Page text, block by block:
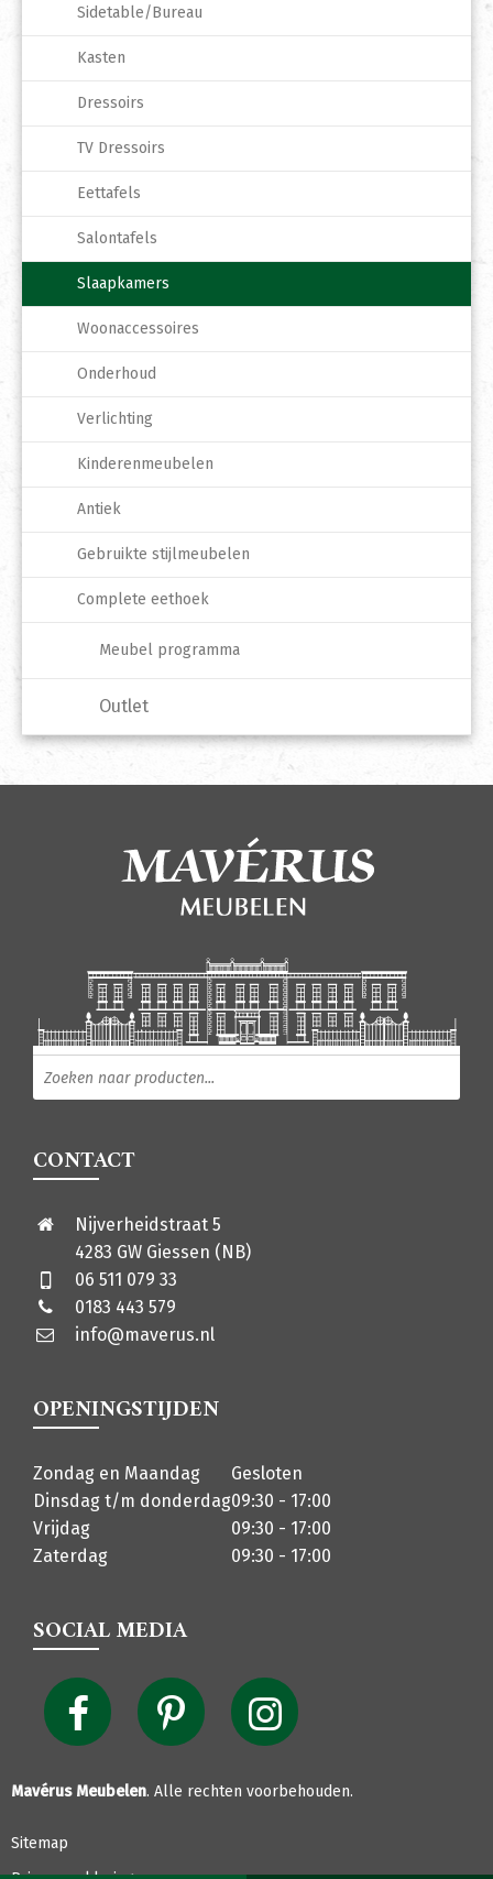
Sidetable/Bureau
Kasten
Dressoirs
TV Dressoirs
Eettafels
Salontafels
Slaapkamers
Woonaccessoires
Onderhoud
Verlichting
Kinderenmeubelen
Antiek
Gebruikte stijlmeubelen
Complete eethoek
Meubel programma
Outlet
Producten zoeken
CONTACT
Nijverheidstraat 5
4283 GW Giessen (NB)
06 511 079 33
0183 443 579
info@maverus.nl
OPENINGSTIJDEN
Zondag en Maandag
Gesloten
Dinsdag t/m donderdag09:30 - 17:00
Vrijdag
09:30 - 17:00
Zaterdag
09:30 - 17:00
SOCIAL MEDIA
Mavérus Meubelen. Alle rechten voorbehouden.
Sitemap